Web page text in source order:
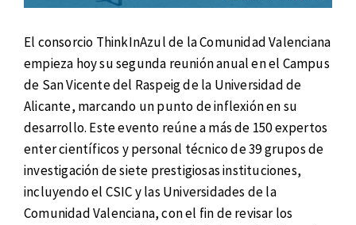
El consorcio ThinkInAzul de la Comunidad Valenciana
empieza hoy su segunda reunión anual en el Campus
de San Vicente del Raspeig de la Universidad de
Alicante, marcando un punto de inflexión en su
desarrollo. Este evento reúne a más de 150 expertos
enter científicos y personal técnico de 39 grupos de
investigación de siete prestigiosas instituciones,
incluyendo el CSIC y las Universidades de la
Comunidad Valenciana, con el fin de revisar los